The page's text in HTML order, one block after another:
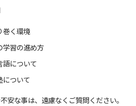
巻く環境
学習の進め方
語について
について
安な事は、遠慮なくご質問ください。